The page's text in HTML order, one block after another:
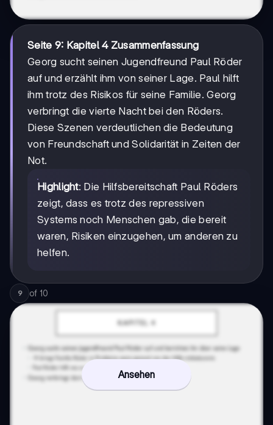
Seite 9: Kapitel 4 Zusammenfassung
Georg sucht seinen Jugendfreund Paul Röder
auf und erzählt ihm von seiner Lage. Paul hilft
ihm trotz des Risikos für seine Familie. Georg
verbringt die vierte Nacht bei den Röders.
Diese Szenen verdeutlichen die Bedeutung
von Freundschaft und Solidarität in Zeiten der
Not.
Highlight: Die Hilfsbereitschaft Paul Röders
zeigt, dass es trotz des repressiven
Systems noch Menschen gab, die bereit
waren, Risiken einzugehen, um anderen zu
helfen.
9 of 10
Ansehen